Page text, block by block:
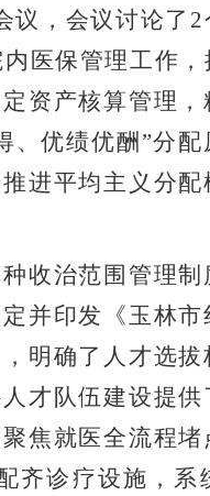
议，会议讨论了 2
医保管理工作，
资产核算管理
、优绩优酬 ”分配
进平均主义分
收治范围管理
并印发《玉林市
明确了人才选拔
才队伍建设提供
焦就医全流程
齐诊疗设施，系